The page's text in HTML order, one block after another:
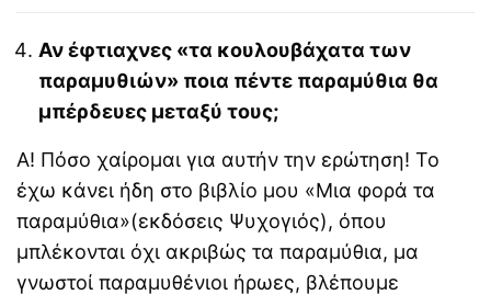
Αν έφτιαχνες «τα κουλουβάχατα των
παραμυθιών» ποια πέντε παραμύθια θα
μπέρδευες μεταξύ τους;
Α! Πόσο χαίρομαι για αυτήν την ερώτηση! Το
έχω κάνει ήδη στο βιβλίο μου «Μια φορά τα
παραμύθια»(εκδόσεις Ψυχογιός), όπου
μπλέκονται όχι ακριβώς τα παραμύθια, μα
γνωστοί παραμυθένιοι ήρωες, βλέπουμε